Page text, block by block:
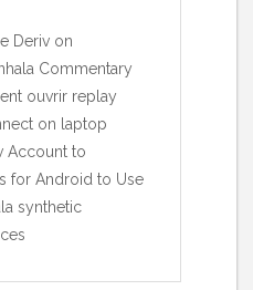
Deriv on
Commentary
ouvrir replay
on laptop
Account to
for Android to Use
synthetic